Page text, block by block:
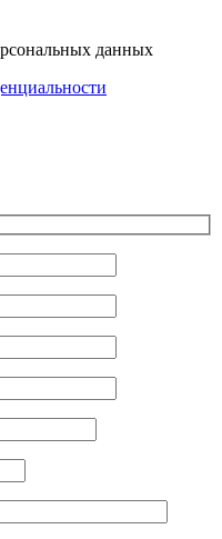
данных